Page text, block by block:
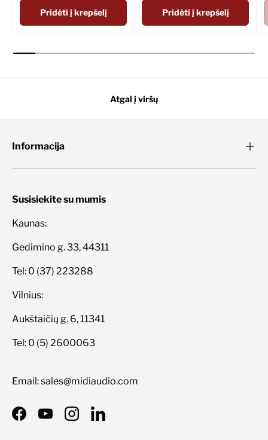
Pridėti į krepšelį Pridėti į krepšelį
Atgal į viršų
Informacija
Susisiekite su mumis
Kaunas:
Gedimino g. 33, 44311
Tel: 0 (37) 223288
Vilnius:
Aukštaičių g. 6, 11341
Tel: 0 (5) 2600063
Email: sales@midiaudio.com
FacebookYouTubeInstagramLinkedIn